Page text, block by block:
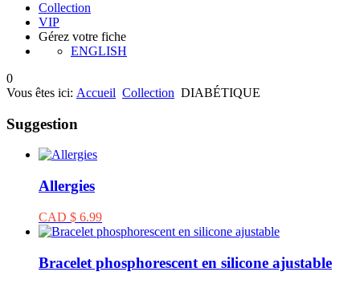
Collection
VIP
Gérez votre fiche
ENGLISH
0
Vous êtes ici: Accueil Collection DIABÉTIQUE
Suggestion
Allergies
CAD $ 6.99
Bracelet phosphorescent en silicone ajustable